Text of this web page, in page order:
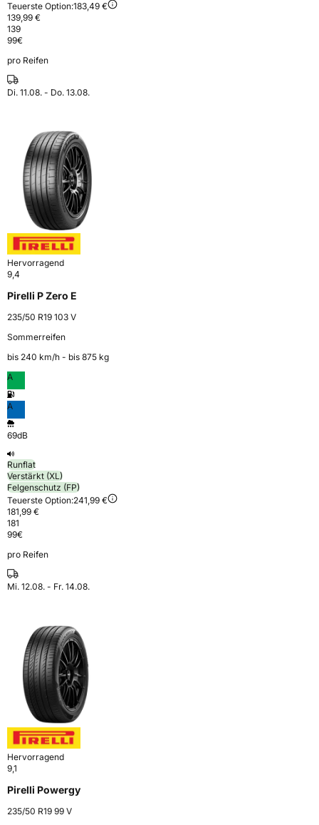
Teuerste Option:183,49 €
139,99 €
139
99€
pro Reifen
Di. 11.08. - Do. 13.08.
Hervorragend
9,4
Pirelli P Zero E
235/50 R19 103 V
Sommerreifen
bis 240 km⁠/⁠h - bis 875 kg
A
A
69dB
Runflat
Verstärkt (XL)
Felgenschutz (FP)
Teuerste Option:241,99 €
181,99 €
181
99€
pro Reifen
Mi. 12.08. - Fr. 14.08.
Hervorragend
9,1
Pirelli Powergy
235/50 R19 99 V